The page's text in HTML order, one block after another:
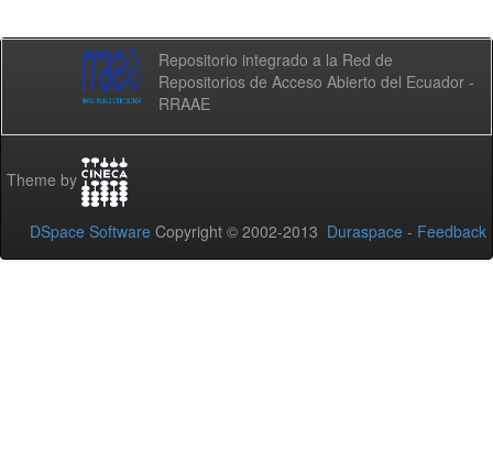
Repositorio integrado a la Red de
Repositorios de Acceso Abierto del Ecuador -
RRAAE
Theme by
DSpace Software Copyright © 2002-2013 Duraspace - Feedback